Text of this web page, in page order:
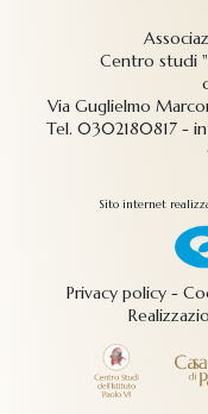
Centro studi
Via Guglielmo
Tel.0302180817 -
Sito internet
Privacy policy -